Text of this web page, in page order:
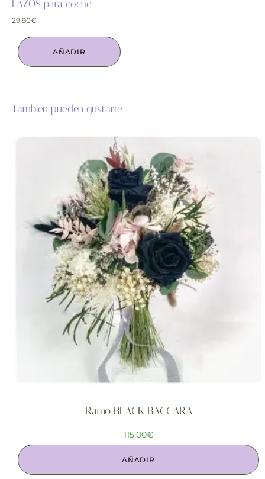
LAZOS para coche
29,90€
AÑADIR
También pueden gustarte...
Ramo BLACK BACCARA
115,00€
AÑADIR